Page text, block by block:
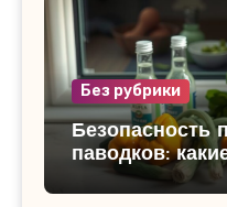
Без рубрики
Безопасность
паводков:
продукты